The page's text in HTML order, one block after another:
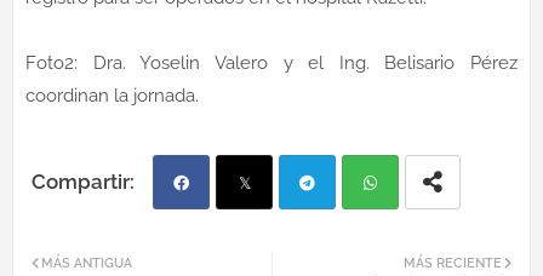
Foto2: Dra. Yoselin Valero y el Ing. Belisario Pérez
coordinan la jornada.
MÁS RECIENTE
MÁS ANTIGUA